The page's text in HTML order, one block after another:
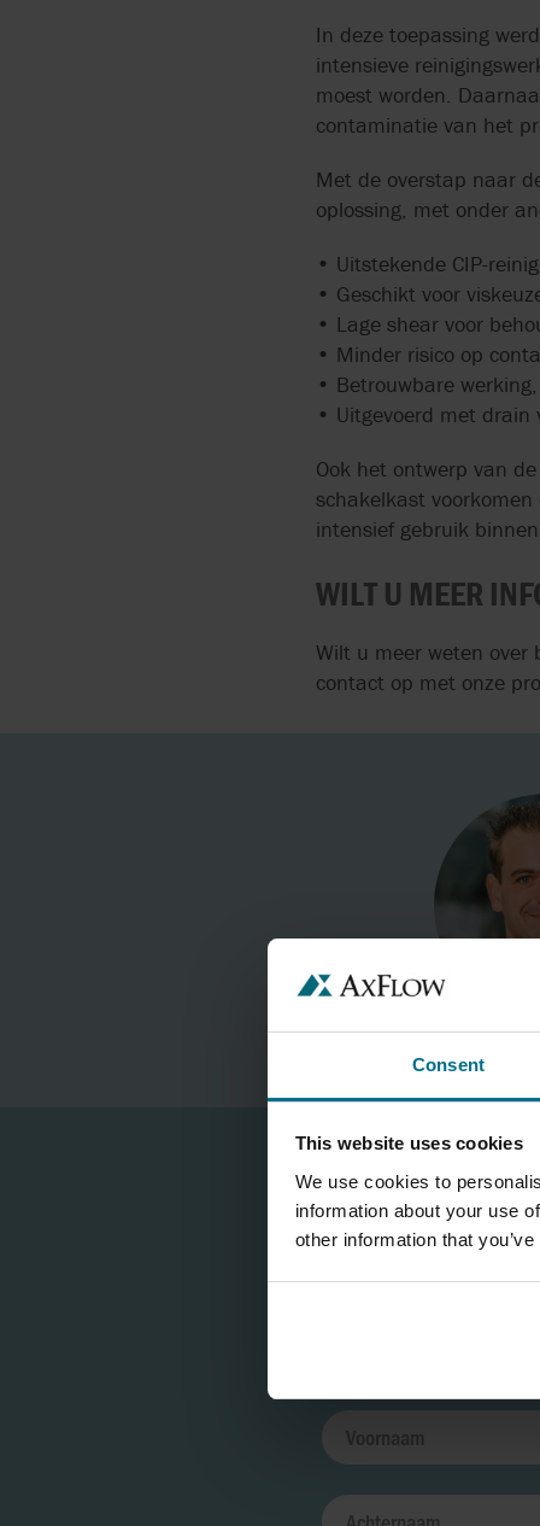
Consent
This website uses cookies
We use cookies to
information about your use
other information that
In deze toepassing
intensieve
moest worden.
contaminatie van het
Met de overstap naar
oplossing, met onder
• Uitstekende CIP-
• Geschikt voor
• Lage shear voor
• Minder risico op
• Betrouwbare
• Uitgevoerd met
Ook het ontwerp van
schakelkast
intensief gebruik
WILT U MEER
Wilt u meer weten
contact op met onze